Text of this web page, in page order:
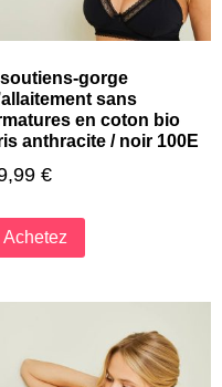
gorge
sans
en coton bio
anthracite / noir 100E
€
Achetez